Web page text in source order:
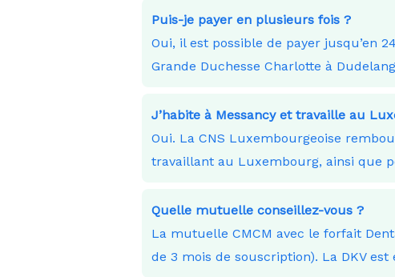
Puis-je payer en plusieurs fois ?
Oui, il est possible de payer jusqu’en
Grande Duchesse Charlotte à
J’habite à Messancy et travaille au
Oui. La CNS Luxembourgeoise
travaillant au Luxembourg, ainsi que
Quelle mutuelle conseillez-vous ?
La mutuelle CMCM avec le forfait
de 3 mois de souscription). La DKV